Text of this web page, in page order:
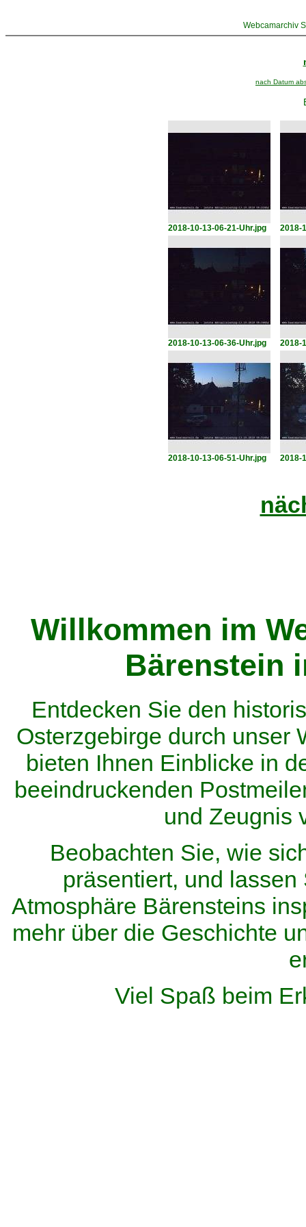
Webcamarchiv
nach Datum
2018-10-13-06-21-Uhr.jpg 2018-
2018-10-13-06-36-Uhr.jpg 2018-
2018-10-13-06-51-Uhr.jpg 2018-
Willkommen im
Bärenstein
Entdecken Sie den
Osterzgebirge durch unser
bieten Ihnen Einblicke in
beeindruckenden
und Zeugnis
Beobachten Sie, wie
präsentiert, und
Atmosphäre Bärensteins
mehr über die Geschichte
Viel Spaß beim